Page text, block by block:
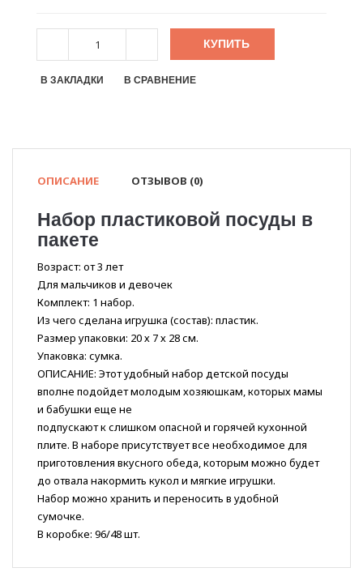
КУПИТЬ
В ЗАКЛАДКИ В СРАВНЕНИЕ
ОПИСАНИЕ ОТЗЫВОВ (0)
Набор пластиковой посуды в
пакете
Возраст: от 3 лет
Для мальчиков и девочек
Комплект: 1 набор.
Из чего сделана игрушка (состав): пластик.
Размер упаковки: 20 х 7 х 28 см.
Упаковка: сумка.
ОПИСАНИЕ: Этот удобный набор детской посуды
вполне подойдет молодым хозяюшкам, которых мамы
и бабушки еще не
подпускают к слишком опасной и горячей кухонной
плите. В наборе присутствует все необходимое для
приготовления вкусного обеда, которым можно будет
до отвала накормить кукол и мягкие игрушки.
Набор можно хранить и переносить в удобной
сумочке.
В коробке: 96/48 шт.